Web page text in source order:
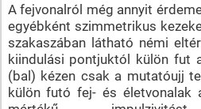
A fejvonalról még annyit
egyébként szimmetrikus
szakaszában látható némi
kiindulási pontjuktól külön fut
(bal) kézen csak a mutatóujj
külön futó fej- és életvonalak